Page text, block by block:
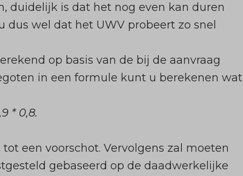
duidelijk is dat het nog even kan duren
wel dat het UWV probeert zo snel
op basis van de bij de aanvraag
in een formule kunt u berekenen wat
* 0,8.
een voorschot. Vervolgens zal moeten
gebaseerd op de daadwerkelijke